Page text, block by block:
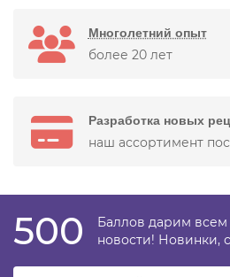
Многолетний опыт
более 20 лет
Разработка новых
наш ассортимент
500
Баллов дарим всем
новости! Новинки,